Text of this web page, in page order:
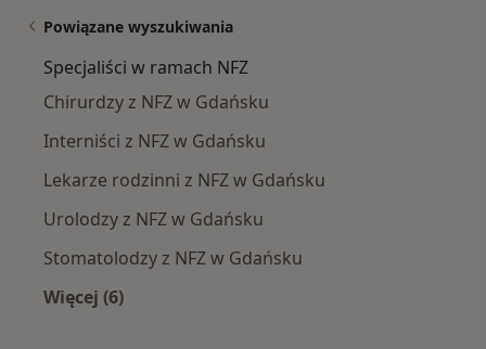
Powiązane wyszukiwania
Specjaliści w ramach NFZ
Chirurdzy z NFZ w Gdańsku
Interniści z NFZ w Gdańsku
Lekarze rodzinni z NFZ w Gdańsku
Urolodzy z NFZ w Gdańsku
Stomatolodzy z NFZ w Gdańsku
Więcej (6)